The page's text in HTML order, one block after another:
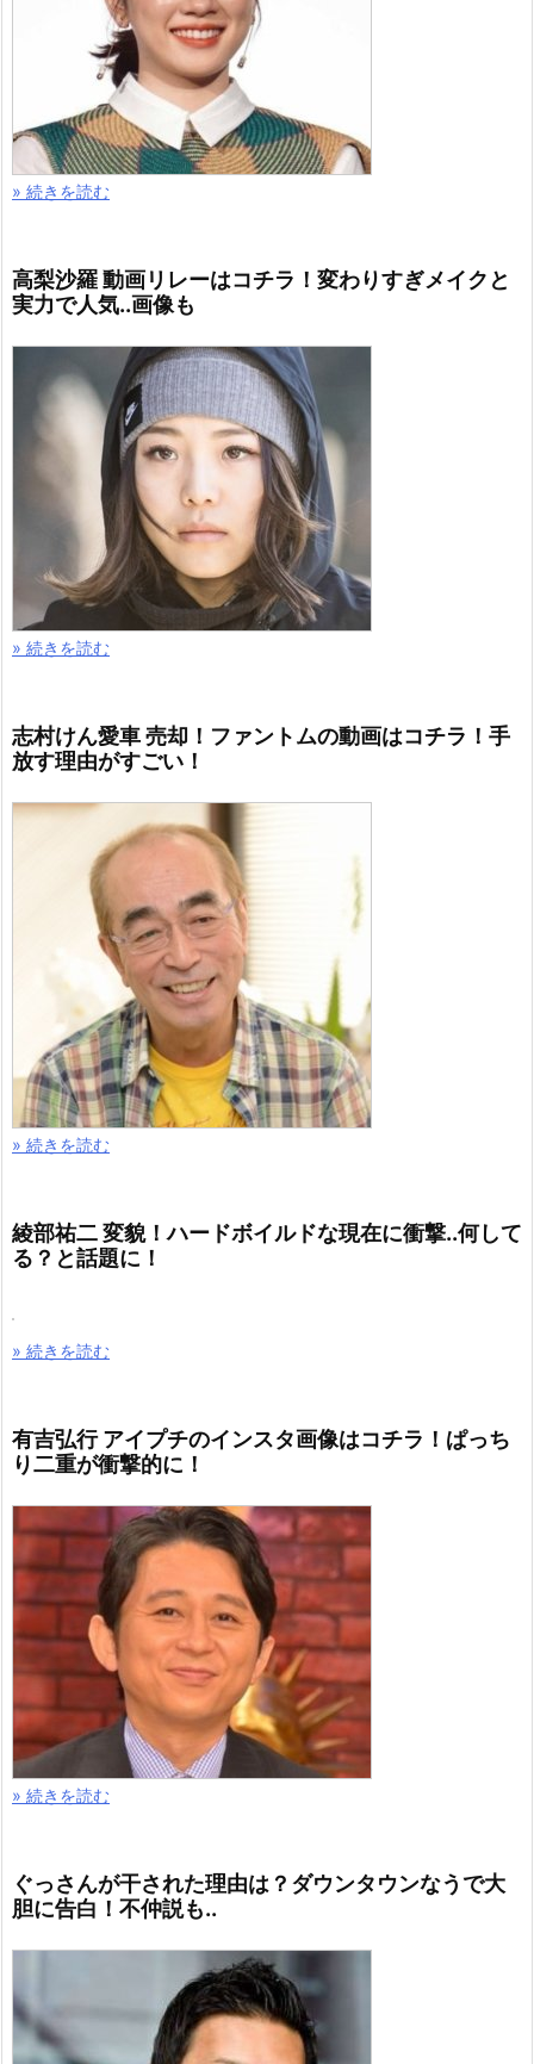
» 続きを読む
高梨沙羅 動画リレーはコチラ！変わりすぎメイクと
実力で人気..画像も
» 続きを読む
志村けん愛車 売却！ファントムの動画はコチラ！手
放す理由がすごい！
» 続きを読む
綾部祐二 変貌！ハードボイルドな現在に衝撃..何して
る？と話題に！
» 続きを読む
有吉弘行 アイプチのインスタ画像はコチラ！ぱっち
り二重が衝撃的に！
» 続きを読む
ぐっさんが干された理由は？ダウンタウンなうで大
胆に告白！不仲説も..